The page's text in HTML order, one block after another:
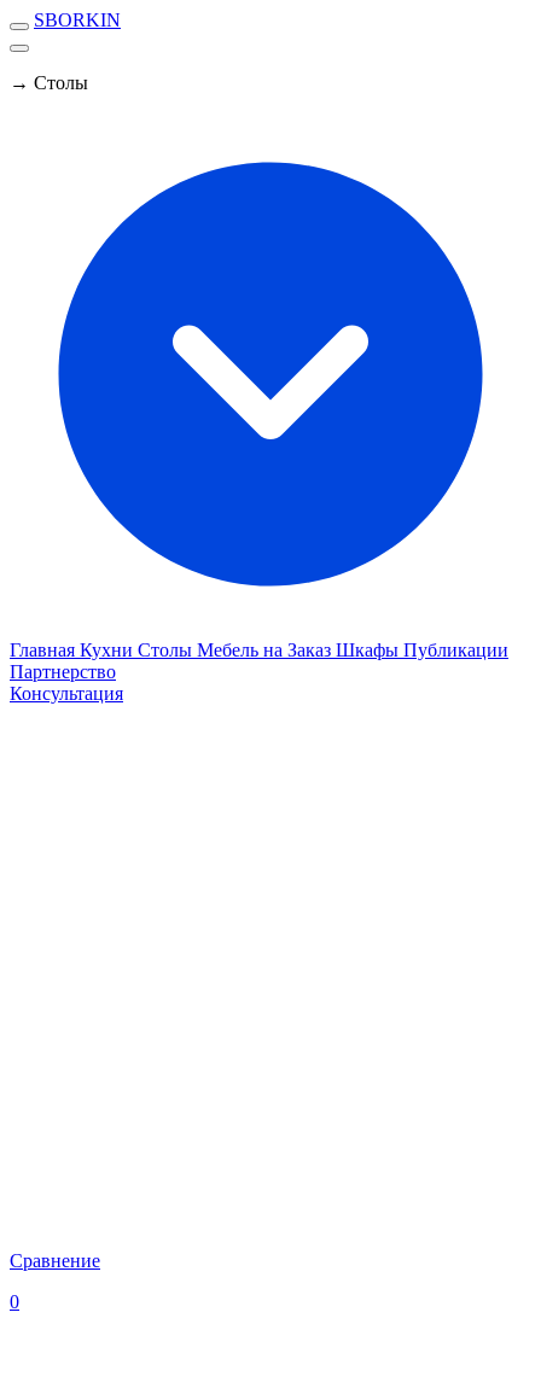
SBORKIN
→ Столы
Главная Кухни Столы Мебель на Заказ Шкафы Публикации
Партнерство
Консультация
Сравнение
0